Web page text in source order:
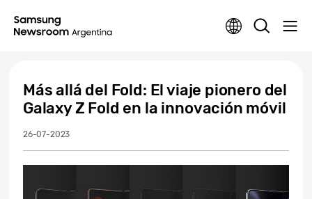
Más allá del Fold: El viaje pionero del
Galaxy Z Fold en la innovación móvil
26-07-2023